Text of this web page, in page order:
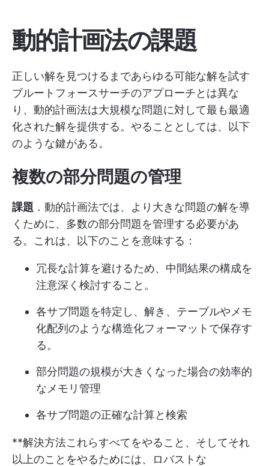
動的計画法の課題
正しい解を見つけるまであらゆる可能な解を試す
ブルートフォースサーチのアプローチとは異な
り、動的計画法は大規模な問題に対して最も最適
化された解を提供する。やることとしては、以下
のような鍵がある。
複数の部分問題の管理
課題 ．動的計画法では、より大きな問題の解を導
くために、多数の部分問題を管理する必要があ
る。これは、以下のことを意味する：
冗長な計算を避けるため、中間結果の構成を
注意深く検討すること。
各サブ問題を特定し、解き、テーブルやメモ
化配列のような構造化フォーマットで保存す
る。
部分問題の規模が大きくなった場合の効率的
なメモリ管理
各サブ問題の正確な計算と検索
**解決方法これらすべてをやること、そしてそれ
以上のことをやるためには、ロバストな